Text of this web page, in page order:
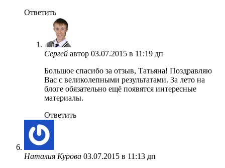
Ответить
Сергей автор 03.07.2015 в 11:19 дп
Большое спасибо за отзыв, Татьяна! Поздравляю
Вас с великолепными результатами. За лето на
блоге обязательно ещё появятся интересные
материалы.
Ответить
Наталия Курова 03.07.2015 в 11:13 дп